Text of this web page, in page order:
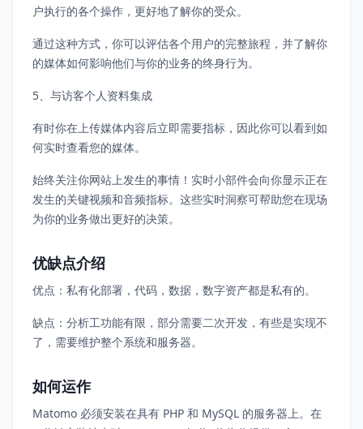
户执行的各个操作，更好地了解你的受众。
通过这种方式，你可以评估各个用户的完整旅程，并了解你
的媒体如何影响他们与你的业务的终身行为。
5、与访客个人资料集成
有时你在上传媒体内容后立即需要指标，因此你可以看到如
何实时查看您的媒体。
始终关注你网站上发生的事情！实时小部件会向你显示正在
发生的关键视频和音频指标。这些实时洞察可帮助您在现场
为你的业务做出更好的决策。
优缺点介绍
优点：私有化部署，代码，数据，数字资产都是私有的。
缺点：分析工功能有限，部分需要二次开发，有些是实现不
了，需要维护整个系统和服务器。
如何运作
Matomo 必须安装在具有 PHP 和 MySQL 的服务器上。在